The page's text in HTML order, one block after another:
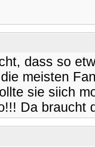
dass so
meisten
sie siich
Da braucht